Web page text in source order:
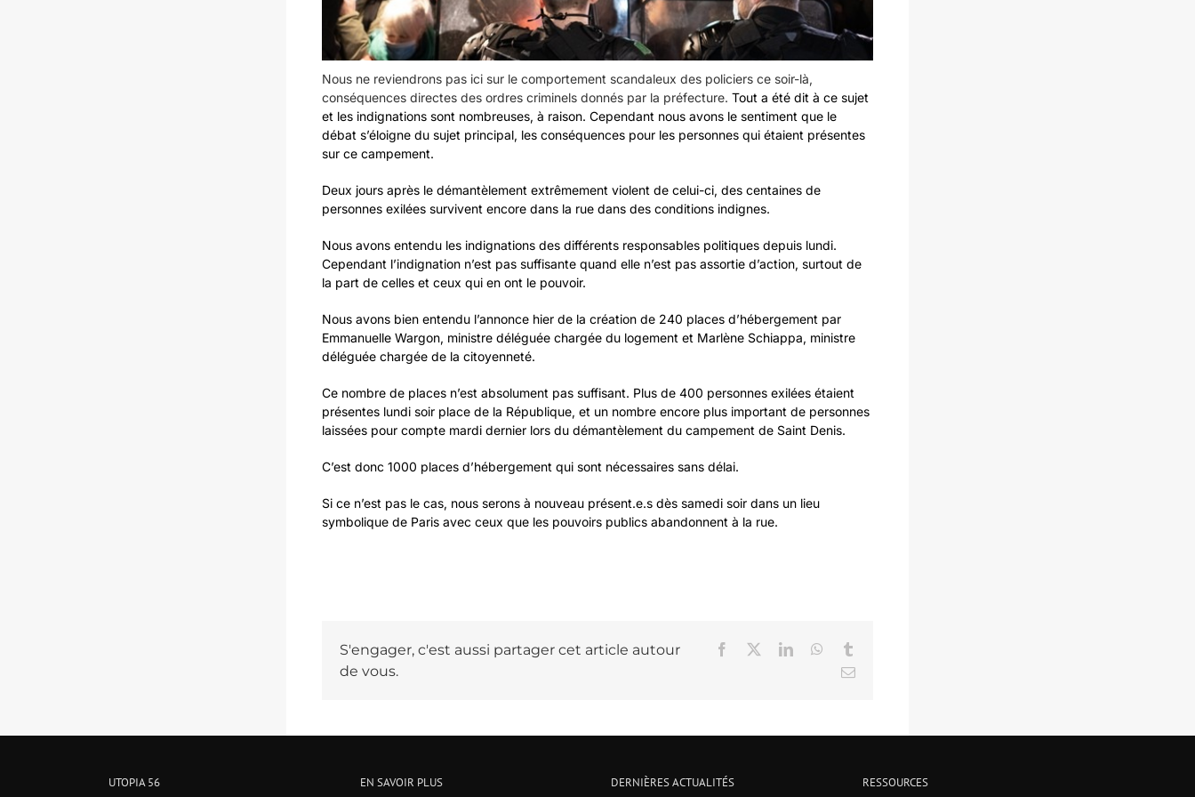
Nous ne reviendrons pas ici sur le comportement scandaleux des policiers ce soir-là,
conséquences directes des ordres criminels donnés par la préfecture. Tout a été dit à ce sujet
et les indignations sont nombreuses, à raison. Cependant nous avons le sentiment que le
débat s’éloigne du sujet principal, les conséquences pour les personnes qui étaient présentes
sur ce campement.
Deux jours après le démantèlement extrêmement violent de celui-ci, des centaines de
personnes exilées survivent encore dans la rue dans des conditions indignes.
Nous avons entendu les indignations des différents responsables politiques depuis lundi.
Cependant l’indignation n’est pas suffisante quand elle n’est pas assortie d’action, surtout de
la part de celles et ceux qui en ont le pouvoir.
Nous avons bien entendu l’annonce hier de la création de 240 places d’hébergement par
Emmanuelle Wargon, ministre déléguée chargée du logement et Marlène Schiappa, ministre
déléguée chargée de la citoyenneté.
Ce nombre de places n’est absolument pas suffisant. Plus de 400 personnes exilées étaient
présentes lundi soir place de la République, et un nombre encore plus important de personnes
laissées pour compte mardi dernier lors du démantèlement du campement de Saint Denis.
C’est donc 1000 places d’hébergement qui sont nécessaires sans délai.
Si ce n’est pas le cas, nous serons à nouveau présent.e.s dès samedi soir dans un lieu
symbolique de Paris avec ceux que les pouvoirs publics abandonnent à la rue.
S'engager, c'est aussi partager cet article autour
de vous.
Facebook LinkedInWhatsApp
Email
UTOPIA 56 EN SAVOIR PLUS DERNIÈRES ACTUALITÉS RESSOURCES